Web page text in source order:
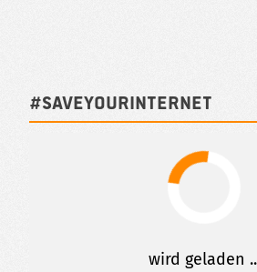
#SAVEYOURINTERNET